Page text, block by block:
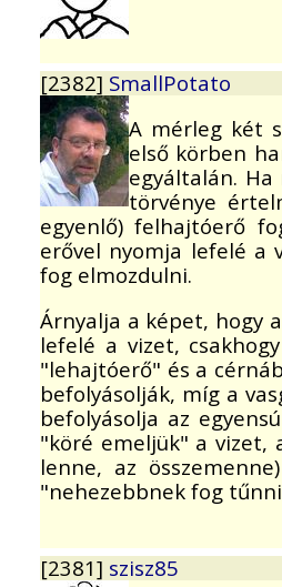
[2382] SmallPotato
A mérleg két
első körben
egyáltalán.
törvénye
egyenlő) felhajtóerő
erővel nyomja lefelé a
fog elmozdulni.
Árnyalja a képet, hogy
lefelé a vizet,
"lehajtóerő" és a
befolyásolják, míg a
befolyásolja az
"köré emeljük" a vizet,
lenne, az
"nehezebbnek fog
[2381] szisz85